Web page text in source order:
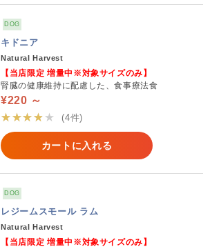
DOG
キドニア
Natural Harvest
【当店限定 増量中※対象サイズのみ】
腎臓の健康維持に配慮した、食事療法食
¥220 ～
★★★★★
(4件)
カートに入れる
DOG
レジームスモール ラム
Natural Harvest
【当店限定 増量中※対象サイズのみ】